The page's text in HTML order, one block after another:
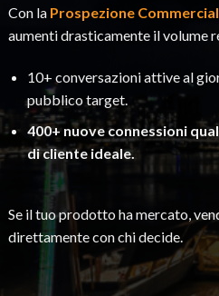
Con la Prospezione
aumenti drasticamente il volume
10+ conversazioni attive al
pubblico target.
400+ nuove connessioni
di cliente ideale.
Se il tuo prodotto ha mercato,
direttamente con chi decide.